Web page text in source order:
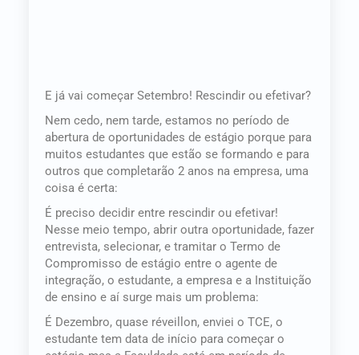
E já vai começar Setembro! Rescindir ou efetivar?
Nem cedo, nem tarde, estamos no período de
abertura de oportunidades de estágio porque para
muitos estudantes que estão se formando e para
outros que completarão 2 anos na empresa, uma
coisa é certa:
É preciso decidir entre rescindir ou efetivar!
Nesse meio tempo, abrir outra oportunidade, fazer
entrevista, selecionar, e tramitar o Termo de
Compromisso de estágio entre o agente de
integração, o estudante, a empresa e a Instituição
de ensino e aí surge mais um problema:
É Dezembro, quase réveillon, enviei o TCE, o
estudante tem data de início para começar o